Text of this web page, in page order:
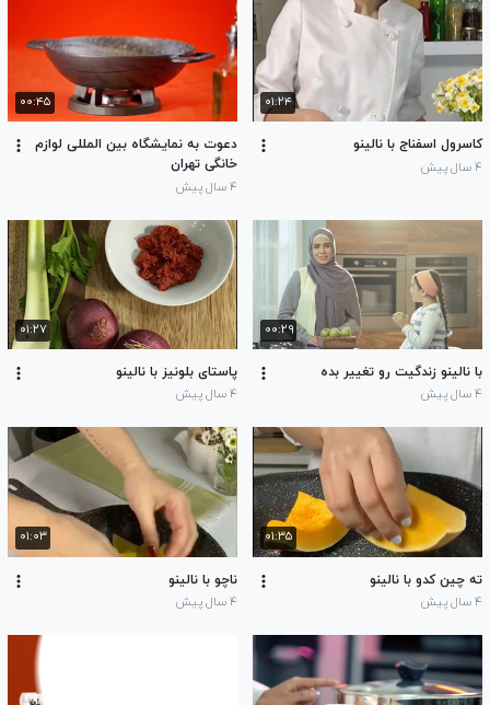
۰۱:۲۴
کاسرول اسفناج با نالینو
۴ سال پیش
۰۰:۴۵
دعوت به نمایشگاه بین المللی لوازم
خانگی تهران
۴ سال پیش
۰۰:۲۹
با نالینو زندگیت رو تغییر بده
۴ سال پیش
۰۱:۲۷
پاستای بلونیز با نالینو
۴ سال پیش
۰۱:۳۵
ته چین کدو با نالینو
۴ سال پیش
۰۱:۰۳
ناچو با نالینو
۴ سال پیش